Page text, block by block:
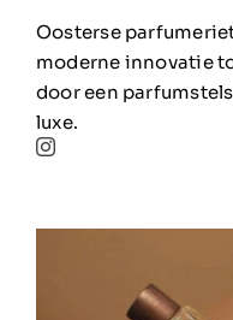
Oosterse
moderne innovatie
door een
luxe.